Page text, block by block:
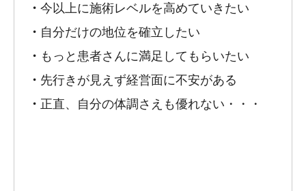
・ 今以上に施術レベルを高めていきたい
・ 自分だけの地位を確立したい
・ もっと患者さんに満足してもらいたい
・ 先行きが見えず経営面に不安がある
・ 正直、自分の体調さえも優れない・・・